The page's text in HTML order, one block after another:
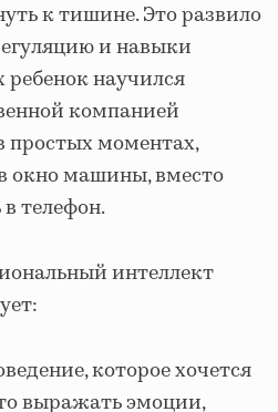
к тишине. Это развило
и навыки
научился
компанией
простых моментах,
окно машины, вместо
телефон.
интеллект
которое хочется
выражать эмоции,